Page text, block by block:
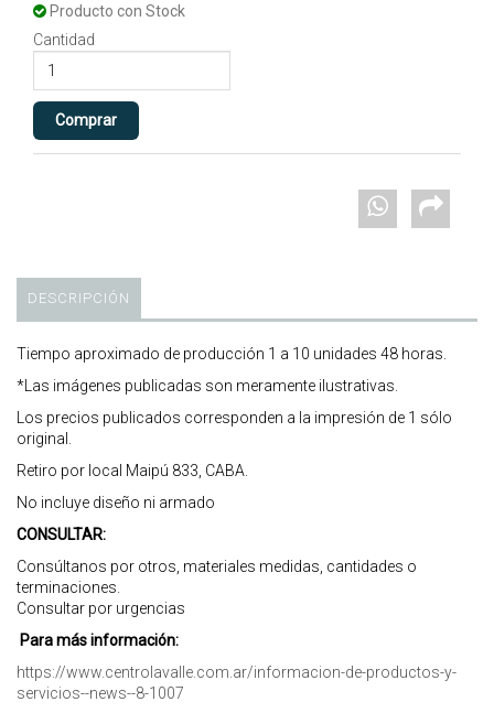
Producto con Stock
Cantidad
DESCRIPCIÓN
Tiempo aproximado de producción 1 a 10 unidades 48 horas.
*Las imágenes publicadas son meramente ilustrativas.
Los precios publicados corresponden a la impresión de 1 sólo
original.
Retiro por local Maipú 833, CABA.
No incluye diseño ni armado
CONSULTAR:
Consúltanos por otros, materiales medidas, cantidades o
terminaciones.
Consultar por urgencias
Para más información:
https://www.centrolavalle.com.ar/informacion-de-productos-y-
servicios--news--8-1007